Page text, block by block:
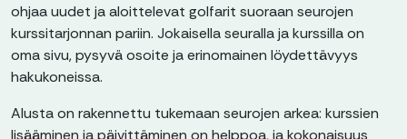
ohjaa uudet ja aloittelevat golfarit suoraan seurojen
kurssitarjonnan pariin. Jokaisella seuralla ja kurssilla on
oma sivu, pysyvä osoite ja erinomainen löydettävyys
hakukoneissa.
Alusta on rakennettu tukemaan seurojen arkea: kurssien
lisääminen ja päivittäminen on helppoa, ja kokonaisuus